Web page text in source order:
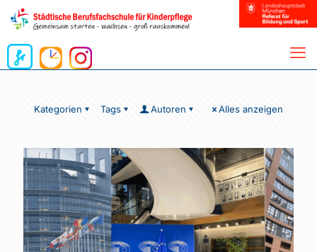
Kategorien Tags Autoren Alles anzeigen